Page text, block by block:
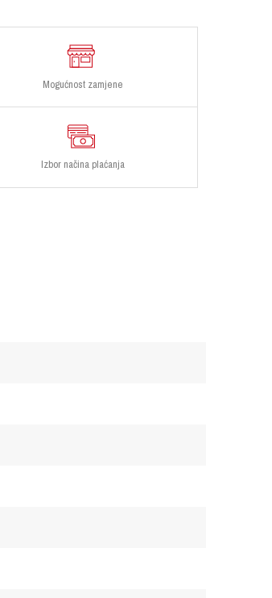
Mogućnost zamjene
Izbor načina plaćanja